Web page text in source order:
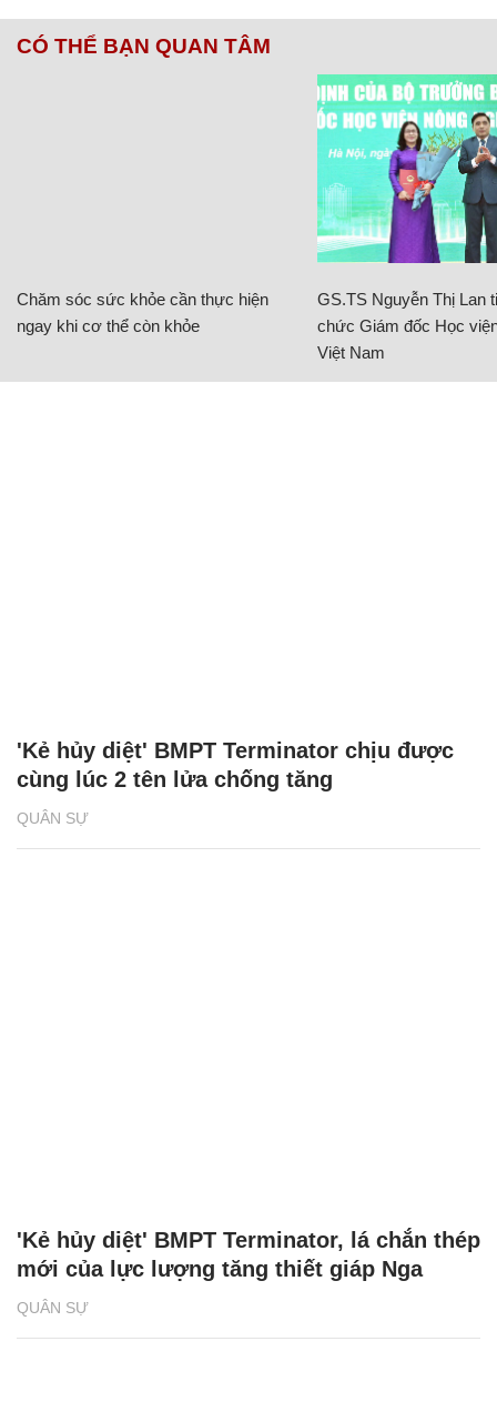
CÓ THỂ BẠN QUAN TÂM
Chăm sóc sức khỏe cần thực hiện
ngay khi cơ thể còn khỏe
GS.TS Nguyễn Thị Lan
chức Giám đốc Học
Việt Nam
QUÂN SỰ
'Kẻ hủy diệt' BMPT Terminator chịu được
cùng lúc 2 tên lửa chống tăng
QUÂN SỰ
'Kẻ hủy diệt' BMPT Terminator, lá chắn thép
mới của lực lượng tăng thiết giáp Nga